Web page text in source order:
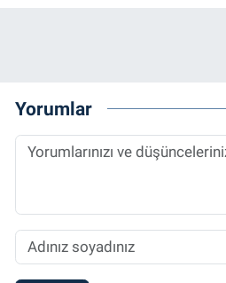
Yorumlar